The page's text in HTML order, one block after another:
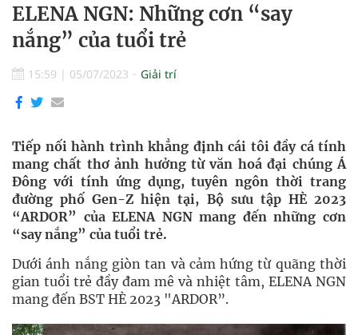
ELENA NGN: Những cơn “say
nắng” của tuổi trẻ
15:59 | 05/07/2023 Giải trí
Tiếp nối hành trình khẳng định cái tôi đầy cá tính
mang chất thơ ảnh hưởng từ văn hoá đại chúng Á
Đông với tính ứng dụng, tuyên ngôn thời trang
đường phố Gen-Z hiện tại, Bộ sưu tập HÈ 2023
“ARDOR” của ELENA NGN mang đến những cơn
“say nắng” của tuổi trẻ.
Dưới ánh nắng giòn tan và cảm hứng từ quãng thời
gian tuổi trẻ đầy đam mê và nhiệt tâm, ELENA NGN
mang đến BST HÈ 2023 "ARDOR”.